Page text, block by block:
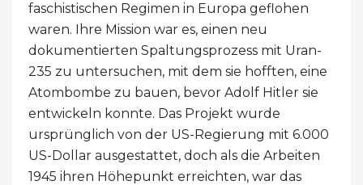
faschistischen Regimen in Europa geflohen
waren. Ihre Mission war es, einen neu
dokumentierten Spaltungsprozess mit Uran-
235 zu untersuchen, mit dem sie hofften, eine
Atombombe zu bauen, bevor Adolf Hitler sie
entwickeln konnte. Das Projekt wurde
ursprünglich von der US-Regierung mit 6.000
US-Dollar ausgestattet, doch als die Arbeiten
1945 ihren Höhepunkt erreichten, war das